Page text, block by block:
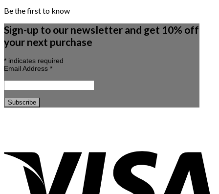
Be the first to know
Sign-up to our newsletter and get 10% off
your next purchase
* indicates required
Email Address *